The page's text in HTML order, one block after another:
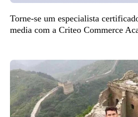
Torne-se um especialista
media com a Criteo Commerce